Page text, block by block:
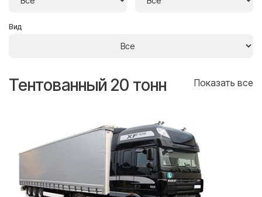
Вид
Тентованный 20 тонн Показать все